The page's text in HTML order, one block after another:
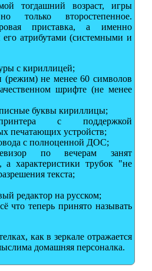
тогдашний возраст, игры
только второстепенное.
приставка, а именно
атрибутами (системными и
с кириллицей;
(режим) не менее 60 символов
шрифте (не менее
буквы кириллицы;
с поддержкой
печатающих устройств;
с полноценной ДОС;
по вечерам занят
а характеристики трубок "не
текста;
редактор на русском;
что теперь принято называть
как в зеркале отражается
домашняя персоналка.